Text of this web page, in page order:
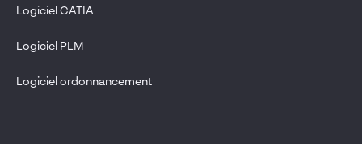
Logiciel CATIA
Logiciel PLM
Logiciel ordonnancement